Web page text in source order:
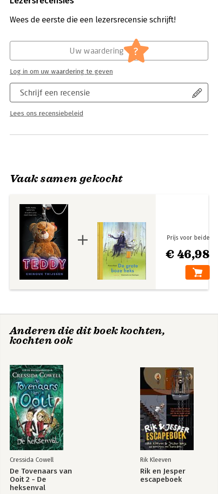
Verschijningsdatum:
15-10-2024
Wees de eerste die een lezersrecensie schrijft!
Schrijf een recensie
Lees ons recensiebeleid
Uw waardering ?
Log in om uw waardering te geven
Vaak samen gekocht
€ 46,98
Prijs voor beide
Anderen die dit boek kochten,
kochten ook
Cressida Cowell
De Tovenaars van
Ooit 2 - De
heksenval
Rik Kleeven
Rik en Jesper
escapeboek